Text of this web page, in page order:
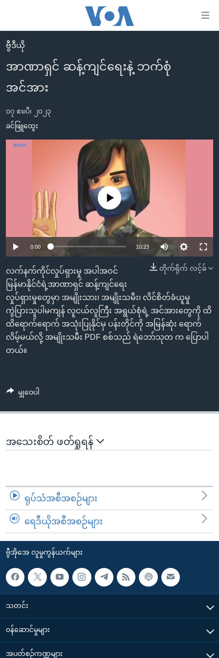
လွယ်ကူ
စေ
သည့်
များ
ပင်မ
အကြောင်းအရာ
ညွန်း
စာမျက်နှာ
ကျော်
ကြည့်
ရန်
ရှာဖွေ
ရန်
နေရာ
သို့
မူလစာမျက်နှာ
မြန်မာ
ကမ္ဘာ့သတင်းများ
အမေရိကန်
တရုတ်
အစ္စရေး-ပါလက်စတိုင်း
သတင်းလွတ်လပ်ခွင့်
ရပ်ဝန်းတခု လမ်းတခု အလွန်
အင်္ဂလိပ်စာလေ့လာမယ်
မကြေးမုံရဲ့ အင်္ဂလိပ်စာ
ရုပ်ရှင်ထဲက အင်္ဂလိပ်စာ
သုတပဒေသာ အင်္ဂလိပ်စာ
ရေဒီယို
ရေဒီယိုနှင့်ရုပ်သံ အချက်အလက်များ
ရေဒီယို/တီဗွီအစီအစဉ်
Learning English
ဘာသာစကားများ
ဗွီဒီယို
အာဏာရှင် ဆန့်ကျင်ရေးနဲ့ ဘက်စုံ
အင်အား
၀၇ ဧၿပီ၊ ၂၀၂၃
ခင်ဖြူထွေး
No media source currently available
0:00 10:23
တိုက်ရိုက် လင့်ခ်
လက်နက်ကိုင်လှုပ်ရှားမှု အပါအဝင်
မြန်မာနိုင်ငံရဲ့အာဏာရှင် ဆန့်ကျင်ရေး
လှုပ်ရှားမှုတွေမှာ အမျိုးသား၊ အမျိုးသမီး၊ လိင်စိတ်ခံယူမှု
ကွဲပြားသူပါမကျန် လူငယ်လူကြီး အရွယ်စုံရဲ့ အင်အားတွေကို ထိ
ထိရောက်ရောက် အသုံးပြုနိုင်မှ ပန်းတိုင်ကို အမြန်ဆုံး ရောက်
လိမ့်မယ်လို့ အမျိုးသမီး PDF စစ်သည် ရဲဘော်သုတ က ပြောပါ
တယ်။
မျှဝေပါ
အသေးစိတ် ဖတ်ရှုရန်
ရုပ်သံအစီအစဉ်များ
ရေဒီယိုအစီအစဉ်များ
ဗွီအိုအေ လူမှုကွန်ယက်များ
သတင်း
၀န်ဆောင်မှုများ
အပတ်စဉ်ကဏ္ဍများ